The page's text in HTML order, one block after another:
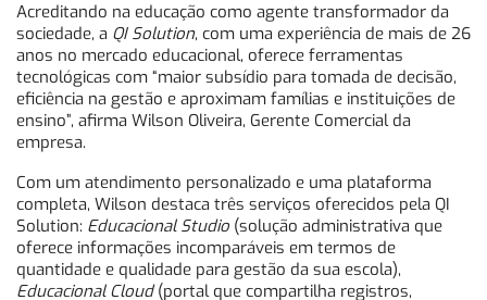
Acreditando na educação como agente transformador da
sociedade, a QI Solution, com uma experiência de mais de 26
anos no mercado educacional, oferece ferramentas
tecnológicas com “maior subsídio para tomada de decisão,
eficiência na gestão e aproximam famílias e instituições de
ensino”, afirma Wilson Oliveira, Gerente Comercial da
empresa.
Com um atendimento personalizado e uma plataforma
completa, Wilson destaca três serviços oferecidos pela QI
Solution: Educacional Studio (solução administrativa que
oferece informações incomparáveis em termos de
quantidade e qualidade para gestão da sua escola),
Educacional Cloud(portal que compartilha registros,